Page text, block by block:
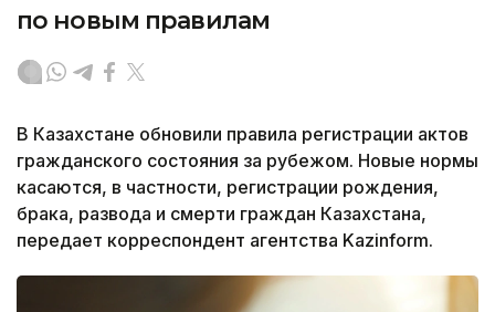
по новым правилам
В Казахстане обновили правила регистрации актов
гражданского состояния за рубежом. Новые нормы
касаются, в частности, регистрации рождения,
брака, развода и смерти граждан Казахстана,
передает корреспондент агентства Kazinform.